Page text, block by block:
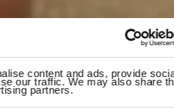
content and ads, provide
our traffic. We may also share
partners.